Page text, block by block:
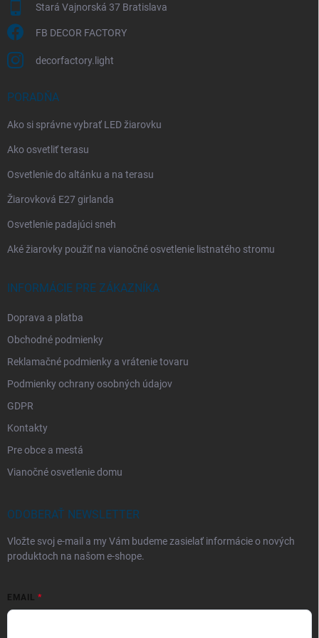
Stará Vajnorská 37 Bratislava
FB DECOR FACTORY
decorfactory.light
PORADŇA
Ako si správne vybrať LED žiarovku
Ako osvetliť terasu
Osvetlenie do altánku a na terasu
Žiarovková E27 girlanda
Osvetlenie padajúci sneh
Aké žiarovky použiť na vianočné osvetlenie listnatého stromu
INFORMÁCIE PRE ZÁKAZNÍKA
Doprava a platba
Obchodné podmienky
Reklamačné podmienky a vrátenie tovaru
Podmienky ochrany osobných údajov
GDPR
Kontakty
Pre obce a mestá
Vianočné osvetlenie domu
ODOBERAŤ NEWSLETTER
Vložte svoj e-mail a my Vám budeme zasielať informácie o nových
produktoch na našom e-shope.
EMAIL